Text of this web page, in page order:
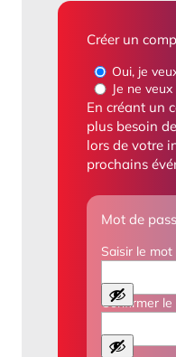
Créer un
Oui, je
Je ne
En créant un
plus besoin
lors de votre
prochains
Mot de
Saisir le mot
Confirmer